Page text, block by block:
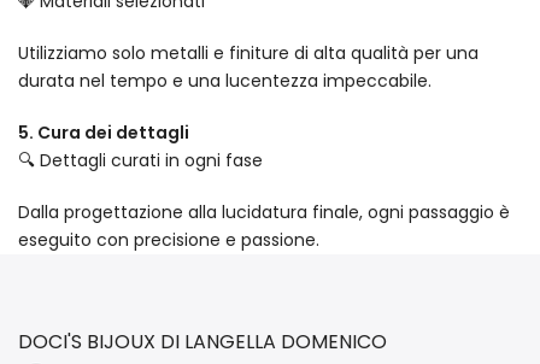
Utilizziamo solo metalli e finiture di alta qualità per una
durata nel tempo e una lucentezza impeccabile.
5. Cura dei dettagli
🔍 Dettagli curati in ogni fase
Dalla progettazione alla lucidatura finale, ogni passaggio è
eseguito con precisione e passione.
DOCI'S BIJOUX DI LANGELLA DOMENICO